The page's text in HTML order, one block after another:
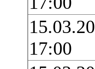
17:00